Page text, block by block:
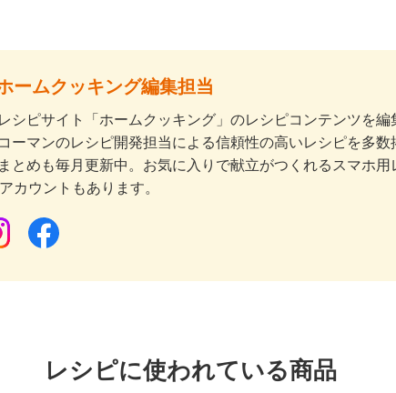
ームクッキング編集担当
シピサイト「ホームクッキング」のレシピコンテンツを
ーマンのレシピ開発担当による信頼性の高いレシピを多
とめも毎月更新中。お気に入りで献立がつくれるスマホ
カウントもあります。
レシピに使われている商品